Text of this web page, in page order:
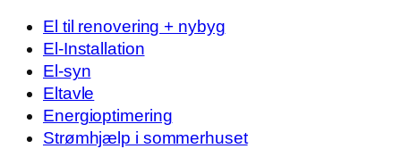
El til renovering + nybyg
El-Installation
El-syn
Eltavle
Energioptimering
Strømhjælp i sommerhuset